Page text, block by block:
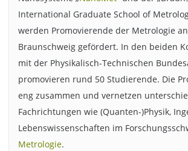
International Graduate School of
werden Promovierende der Metrologie
Braunschweig gefördert. In den beiden
mit der Physikalisch-Technischen
promovieren rund 50 Studierende. Die
eng zusammen und vernetzen
Fachrichtungen wie (Quanten-)Physik,
Lebenswissenschaften im
Metrologie.